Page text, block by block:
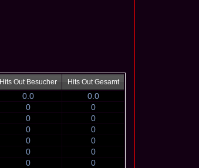
Hits Out Besucher Hits Out Gesamt
0.0
0.0
0
0
0
0
0
0
0
0
0
0
0
0